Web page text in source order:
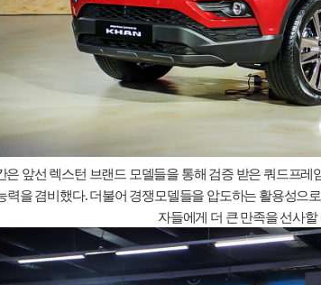
은 앞선 렉스턴 브랜드 모델들을 통해 검증 받은 쿼드프레
력을 겸비했다.더불어 경쟁모델들을 압도하는 활용성으
자들에게 더 큰 만족을 선사